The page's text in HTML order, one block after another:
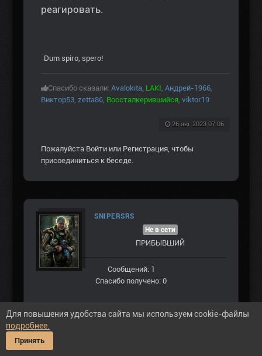
реагировать.
Dum spiro, spero!
Спасибо сказали: Avalokita LAKI Андрей-1966
Виктор53 zetta86 Воссталкерившийся viktor19
26 авг 2023 07:06
Пожалуйста Войти или Регистрация , чтобы
присоединиться к беседе.
SNIPERSRS
Не в сети
ПРИБЫВШИЙ
Сообщений: 1
Спасибо получено: 0
Для повышения удобства сайта мы используем cookie-файлы
подробнее.
Принять